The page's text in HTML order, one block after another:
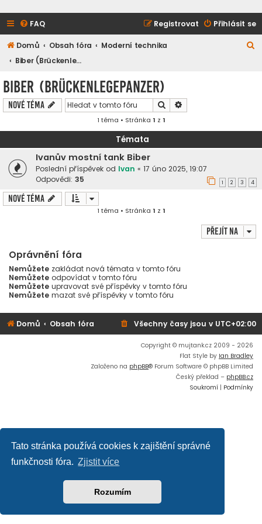
Tato stránka používá cookies k zajištění správné
funkčnosti fóra. Zjistit více
Rozumím
FAQ Přihlásit se
Registrovat
Domů Obsah fóra
Moderní technika
Biber (Brückenlegepanzer)
Biber (Brückenlegepanzer)
Nové téma Hledat
1 téma • Stránka 1 z 1
Témata
Ivanův mostní tank Biber
Poslední příspěvek od Ivan « 17 úno 2025, 19:07
Odpovědi: 35 1 2 3 4
Nové téma
1 téma • Stránka 1 z 1
Přejít na
Oprávnění fóra
Nemůžete zakládat nová témata v tomto fóru
Nemůžete odpovídat v tomto fóru
Nemůžete upravovat své příspěvky v tomto fóru
Nemůžete mazat své příspěvky v tomto fóru
Domů Obsah fóra Všechny časy jsou v UTC+02:00
Copyright © mujtank.cz 2009 - 2026
Flat Style by Ian Bradley
Založeno na phpBB® Forum Software © phpBB Limited
Český překlad – phpBB.cz
Soukromí | Podmínky